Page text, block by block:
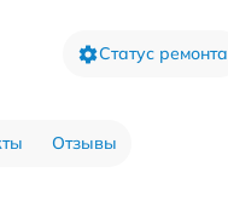
Статус ремонта
Отзывы